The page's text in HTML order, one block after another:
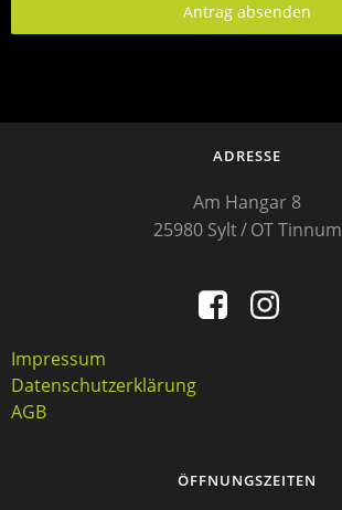
Antrag absenden
ADRESSE
Am Hangar 8
25980 Sylt / OT Tinnum
Impressum
Datenschutzerklärung
AGB
ÖFFNUNGSZEITEN